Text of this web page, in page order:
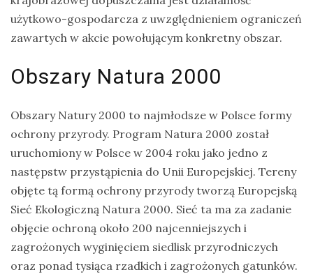
użytkowo-gospodarcza z uwzględnieniem ograniczeń
zawartych w akcie powołującym konkretny obszar.
Obszary Natura 2000
Obszary Natury 2000 to najmłodsze w Polsce formy
ochrony przyrody. Program Natura 2000 został
uruchomiony w Polsce w 2004 roku jako jedno z
następstw przystąpienia do Unii Europejskiej. Tereny
objęte tą formą ochrony przyrody tworzą Europejską
Sieć Ekologiczną Natura 2000. Sieć ta ma za zadanie
objęcie ochroną około 200 najcenniejszych i
zagrożonych wyginięciem siedlisk przyrodniczych
oraz ponad tysiąca rzadkich i zagrożonych gatunków.